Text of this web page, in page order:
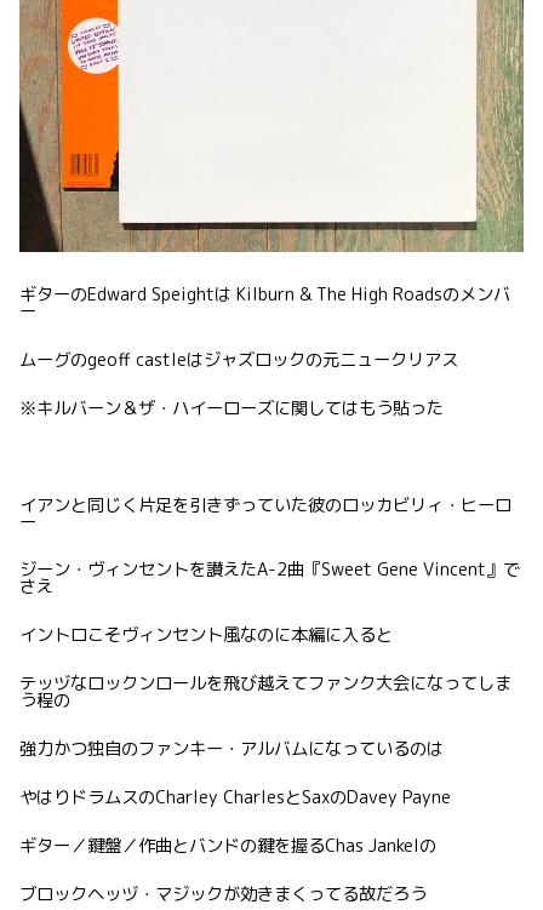
ギターのEdward Speightは Kilburn & The High Roadsのメンバ
ー
ムーグのgeoff castleはジャズロックの元ニュークリアス
※キルバーン＆ザ・ハイーローズに関してはもう貼った
イアンと同じく片足を引きずっていた彼のロッカビリィ・ヒーロ
ー
ジーン・ヴィンセントを讃えたA-2曲『Sweet Gene Vincent』で
さえ
イントロこそヴィンセント風なのに本編に入ると
テッヅなロックンロールを飛び越えてファンク大会になってしま
う程の
強力かつ独自のファンキー・アルバムになっているのは
やはりドラムスのCharley CharlesとSaxのDavey Payne
ギター／鍵盤／作曲とバンドの鍵を握るChas Jankelの
ブロックヘッヅ・マジックが効きまくってる故だろう